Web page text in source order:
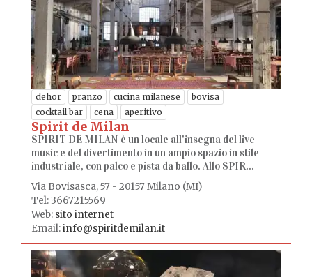
dehor pranzo cucina milanese
bovisa
cocktail bar
cena aperitivo
Spirit de Milan
SPIRIT DE MILAN è un locale all'insegna del live
music e del divertimento in un ampio spazio in stile
industriale, con palco e pista da ballo. Allo SPIR...
Via Bovisasca, 57 - 20157 Milano (MI)
Tel: 3667215569
Web: sito internet
Email:info@spiritdemilan.it